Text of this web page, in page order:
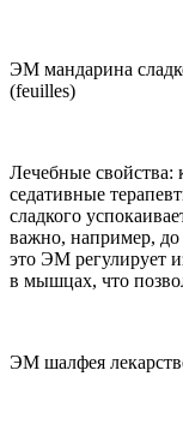
ЭМ мандарина
(feuilles)
Лечебные
седативные
сладкого
важно, например,
это ЭМ регулирует
в мышцах, что
ЭМ шалфея